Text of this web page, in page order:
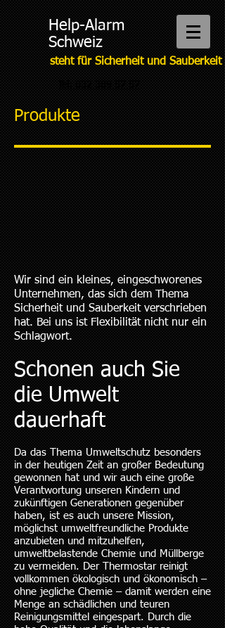
Help-Alarm
Schweiz
steht für Sicherheit und Sauberkeit
Produkte
Wir sind ein kleines, eingeschworenes
Unternehmen, das sich dem Thema
Sicherheit und Sauberkeit verschrieben
hat. Bei uns ist Flexibilität nicht nur ein
Schlagwort.
Schonen auch Sie
die Umwelt
dauerhaft
Da das Thema Umweltschutz besonders
in der heutigen Zeit an großer Bedeutung
gewonnen hat und wir auch eine große
Verantwortung unseren Kindern und
zukünftigen Generationen gegenüber
haben, ist es auch unsere Mission,
möglichst umweltfreundliche Produkte
anzubieten und mitzuhelfen,
umweltbelastende Chemie und Müllberge
zu vermeiden. Der Thermostar reinigt
vollkommen ökologisch und ökonomisch –
ohne jegliche Chemie – damit werden eine
Menge an schädlichen und teuren
Reinigungsmittel eingespart. Durch die